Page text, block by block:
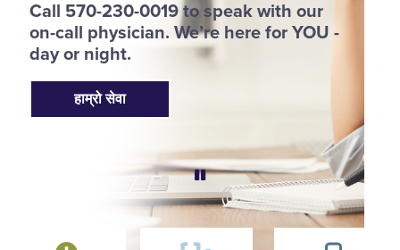
Call 570-230-0019 to speak with our
on-call physician. We’re here for YOU -
day or night.
हाम्रो सेवा